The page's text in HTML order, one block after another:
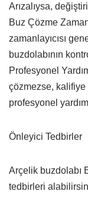
Arızalıysa,
Buz Çözme
zamanlayıcısı
buzdolabının
Profesyonel
çözmezse, kalifiye
profesyonel
Önleyici Tedbirler
Arçelik buzdolabı
tedbirleri